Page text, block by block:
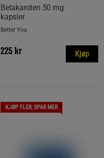
Betakaroten 50 mg
kapsler
Better You
225 kr Kjøp
KJØP FLER, SPAR MER